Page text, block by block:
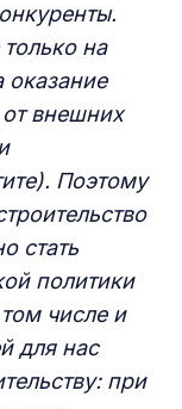
на
оказание
от внешних
Поэтому
стать
политики
числе и
для нас
при